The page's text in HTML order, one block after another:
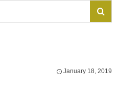
January 18 2019